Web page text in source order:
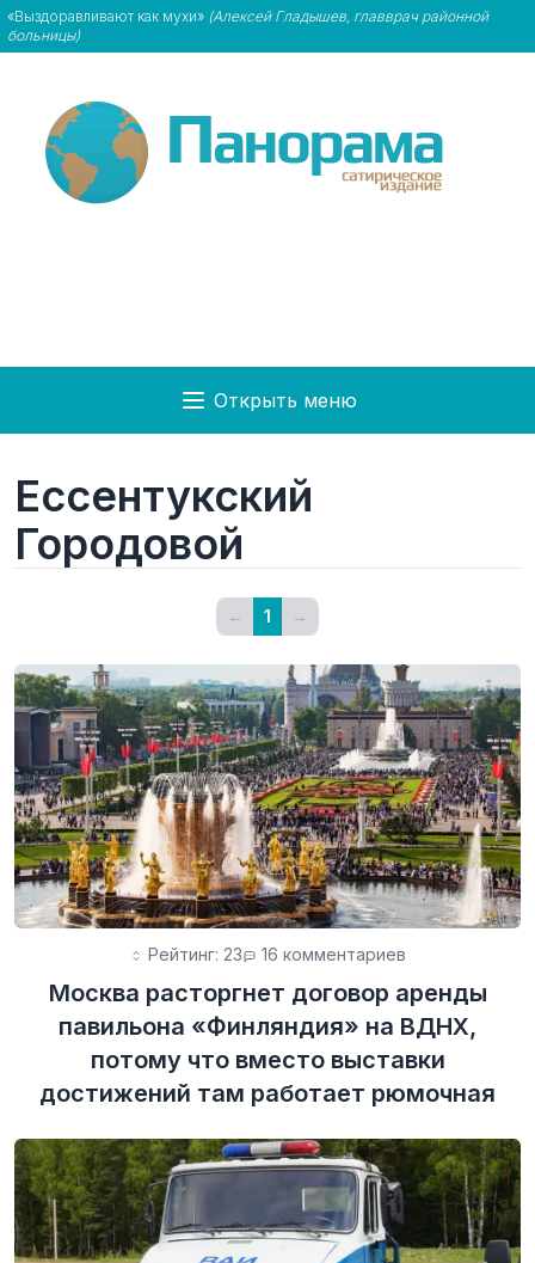
«Выздоравливают как мухи» (Алексей Гладышев, главврач районной
больницы)
Открыть меню
Ессентукский
Городовой
← 1 →
Рейтинг: 23 16 комментариев
Москва расторгнет договор аренды
павильона «Финляндия» на ВДНХ,
потому что вместо выставки
достижений там работает рюмочная